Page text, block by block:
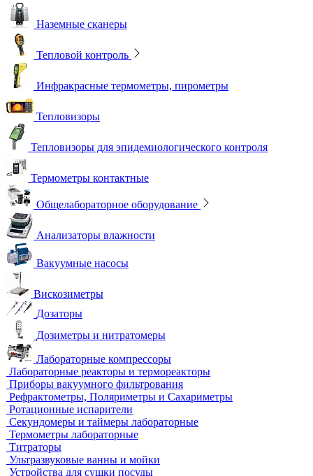
Наземные сканеры
Тепловой контроль
Инфракрасные термометры, пирометры
Тепловизоры
Тепловизоры для эпидемиологического контроля
Термометры контактные
Общелабораторное оборудование
Анализаторы влажности
Вакуумные насосы
Вискозиметры
Дозаторы
Дозиметры и нитратомеры
Лабораторные компрессоры
Лабораторные реакторы и термореакторы
Приборы вакуумного фильтрования
Рефрактометры, Поляриметры и Сахариметры
Ротационные испарители